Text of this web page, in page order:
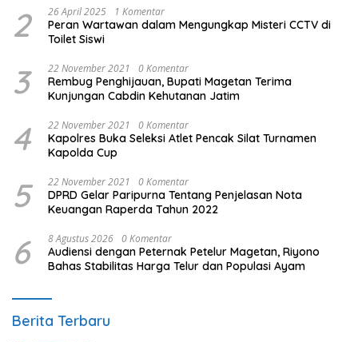
2 26 April 2025 1 Komentar
Peran Wartawan dalam Mengungkap Misteri CCTV di
Toilet Siswi
3 22 November 2021 0 Komentar
Rembug Penghijauan, Bupati Magetan Terima
Kunjungan Cabdin Kehutanan Jatim
4 22 November 2021 0 Komentar
Kapolres Buka Seleksi Atlet Pencak Silat Turnamen
Kapolda Cup
5 22 November 2021 0 Komentar
DPRD Gelar Paripurna Tentang Penjelasan Nota
Keuangan Raperda Tahun 2022
6 8 Agustus 2026 0 Komentar
Audiensi dengan Peternak Petelur Magetan, Riyono
Bahas Stabilitas Harga Telur dan Populasi Ayam
Berita Terbaru